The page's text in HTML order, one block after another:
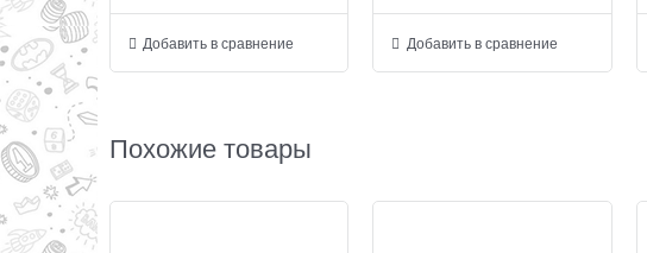
Добавить в сравнение Добавить в сравнение
Похожие товары